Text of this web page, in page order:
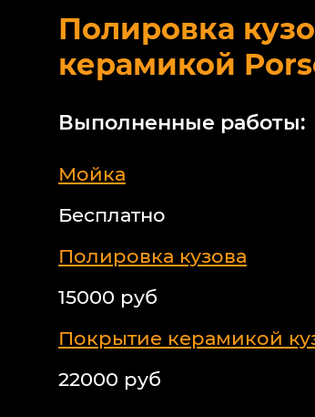
Полировка
керамикой
Выполненные работы:
Мойка
Бесплатно
Полировка кузова
15000 руб
Покрытие керамикой
22000 руб